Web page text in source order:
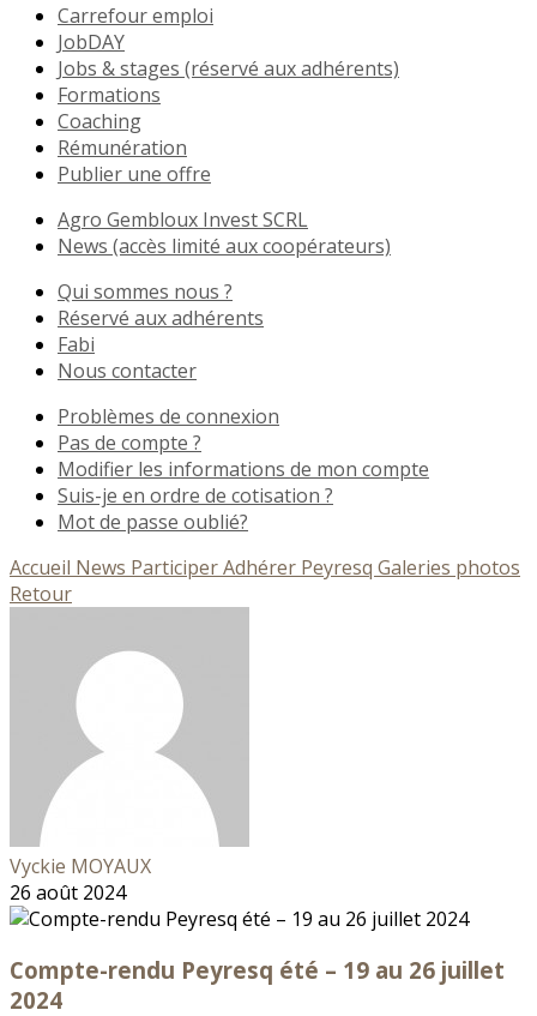
Carrefour emploi
JobDAY
Jobs & stages (réservé aux adhérents)
Formations
Coaching
Rémunération
Publier une offre
Agro Gembloux Invest SCRL
News (accès limité aux coopérateurs)
Qui sommes nous ?
Réservé aux adhérents
Fabi
Nous contacter
Problèmes de connexion
Pas de compte ?
Modifier les informations de mon compte
Suis-je en ordre de cotisation ?
Mot de passe oublié?
Accueil News ParticiperAdhérer Peyresq Galeries photos
Retour
Vyckie MOYAUX
26 août 2024
Compte-rendu Peyresq été – 19 au 26 juillet
2024